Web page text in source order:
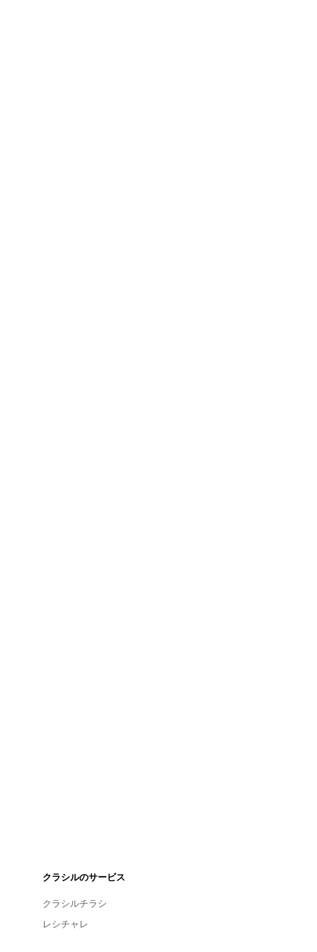
クラシルのサービス
クラシルチラシ
レシチャレ